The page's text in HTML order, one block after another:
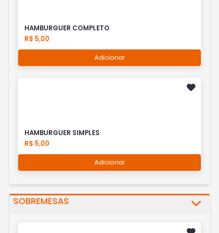
HAMBURGUER COMPLETO
R$ 5,00
Adicionar
HAMBURGUER SIMPLES
R$ 5,00
Adicionar
SOBREMESAS